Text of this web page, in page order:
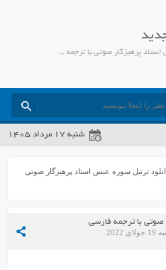
دانلود ترتیل سوره عبس استاد پرهیزگار صوتی با ترجمه فارسی - جمیل مدیا
شنبه ۱۷ مرداد ۱۴۰۵
ترتیل سوره عبس استاد پرهیزگار صوتی
صوتی با ترجمه فارسی